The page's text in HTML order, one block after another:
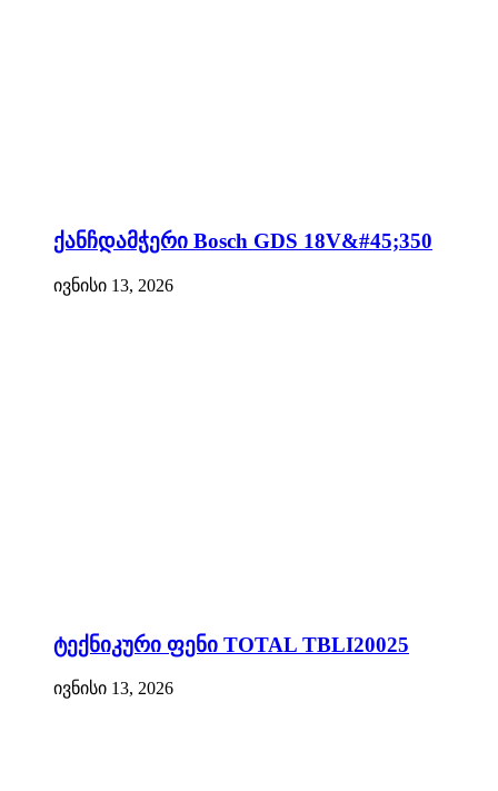
ქანჩდამჭერი Bosch GDS 18V&#45;350
ივნისი 13, 2026
ტექნიკური ფენი TOTAL TBLI20025
ივნისი 13, 2026